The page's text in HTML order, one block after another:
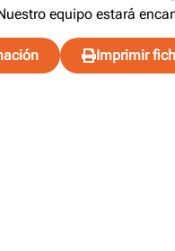
equipo estará
Imprimir